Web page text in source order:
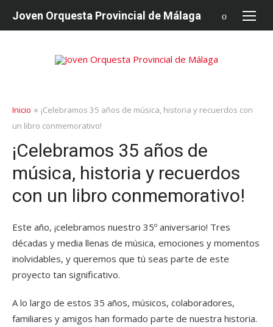
Joven Orquesta Provincial de Málaga
Inicio » ¡Celebramos 35 años de música, historia y recuerdos con
un libro conmemorativo!
¡Celebramos 35 años de
música, historia y recuerdos
con un libro conmemorativo!
Este año, ¡celebramos nuestro 35º aniversario! Tres
décadas y media llenas de música, emociones y momentos
inolvidables, y queremos que tú seas parte de este
proyecto tan significativo.
A lo largo de estos 35 años, músicos, colaboradores,
familiares y amigos han formado parte de nuestra historia.